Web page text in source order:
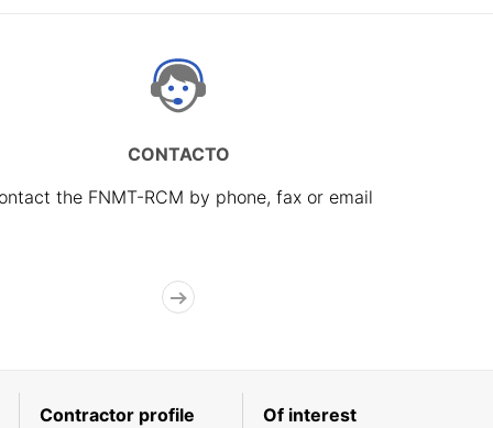
CONTACTO
the FNMT-RCM by phone, fax or email
Contractor profile Of interest